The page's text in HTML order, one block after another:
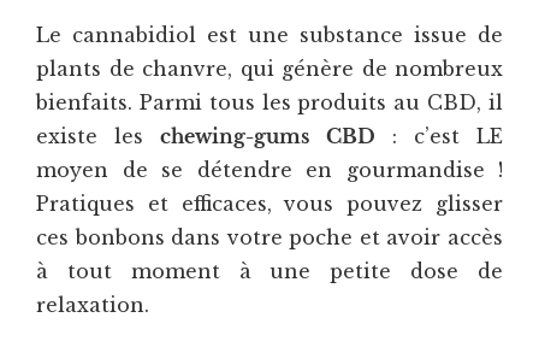
Le cannabidiol est une substance issue de
plants de chanvre, qui génère de nombreux
bienfaits. Parmi tous les produits au CBD, il
existe leschewing-gums CBD : c’est LE
moyen de se détendre en gourmandise !
Pratiques et efficaces, vous pouvez glisser
ces bonbons dans votre poche et avoir accès
à tout moment à une petite dose de
relaxation.